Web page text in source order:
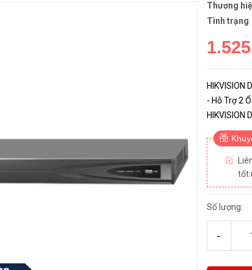
Thương
Tình trạng
HIKVISION
- Hỗ Trợ 2
HIKVISION DS-7608NI-E2
diện thân
Độ phân
tốt
Số lượng:
-